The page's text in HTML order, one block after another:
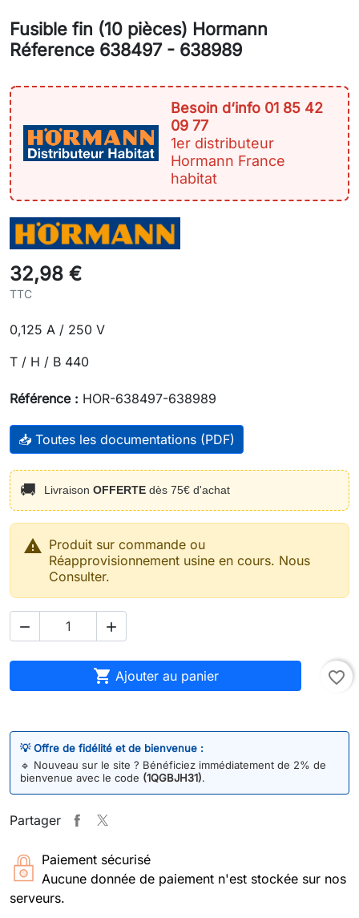
Fusible fin (10 pièces) Hormann
Réference 638497 - 638989
Besoin d‘info 01 85 42
09 77
1er distributeur
Hormann France
habitat
32,98 €
TTC
0,125 A / 250 V
T / H / B 440
Référence : HOR-638497-638989
📥 Toutes les documentations (PDF)
🚚 Livraison OFFERTE dès 75€ d'achat
 Produit sur commande ou
Réapprovisionnement usine en cours. Nous
Consulter.
 
 Ajouter au panier favorite_border
💡 Offre de fidélité et de bienvenue :
🔹 Nouveau sur le site ? Bénéficiez immédiatement de 2% de
bienvenue avec le code (1QGBJH31).
Partager
Paiement sécurisé
Aucune donnée de paiement n'est stockée sur nos
serveurs.